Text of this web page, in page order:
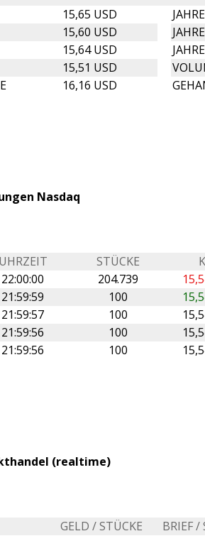
15,65 USD
15,60 USD
15,64 USD
15,51 USD
16,16 USD
Nasdaq
UHRZEIT STÜCKE
22:00:00 204.739
21:59:59 100
21:59:57 100
21:59:56 100
21:59:56 100
(realtime)
GELD / STÜCKE BRIEF /